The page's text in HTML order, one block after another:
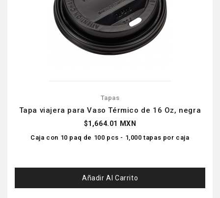
Tapas
Tapa viajera para Vaso Térmico de 16 Oz, negra
$1,664.01 MXN
Caja con 10 paq de 100 pcs - 1,000 tapas por caja
Añadir Al Carrito